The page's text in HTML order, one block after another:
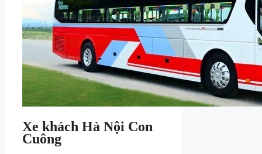
Xe khách Hà Nội Con
Cuông